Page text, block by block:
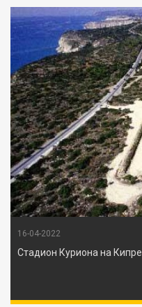
16-04-2022
Стадион Куриона на Кипре